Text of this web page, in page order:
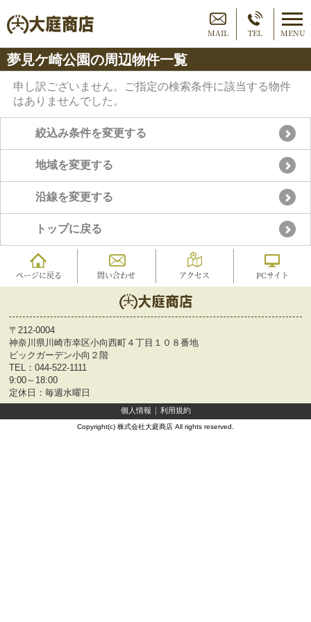
MAIL TEL MENU
夢見ケ崎公園の周辺物件一覧
申し訳ございません。ご指定の検索条件に該当する物件
はありませんでした。
絞込み条件を変更する
地域を変更する
沿線を変更する
トップに戻る
ページに戻る 問い合わせ アクセス PCサイト
〒212-0004
神奈川県川崎市幸区小向西町４丁目１０８番地
ビックガーデン小向２階
TEL： 044-522-1111
9:00～18:00
定休日：毎週水曜日
個人情報 利用規約
Copyright(c) 株式会社大庭商店 All rights reserved.